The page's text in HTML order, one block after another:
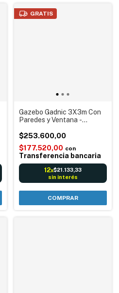
GRATIS
Gazebo Gadnic 3X3m Con
Paredes y Ventana -
Playa o Eventos
Impermeable
$253.600,00
$177.520,00 con
Transferencia bancaria
12x$21.133,33
sin interés